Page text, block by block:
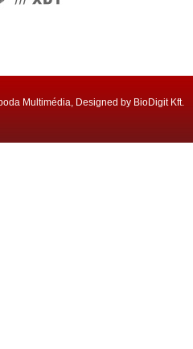
Multimédia, Designed by BioDigit Kft.